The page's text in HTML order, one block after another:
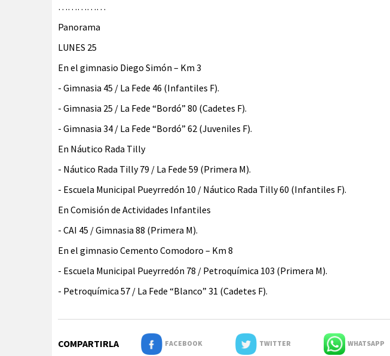
……………
Panorama
LUNES 25
En el gimnasio Diego Simón – Km 3
- Gimnasia 45 / La Fede 46 (Infantiles F).
- Gimnasia 25 / La Fede “Bordó” 80 (Cadetes F).
- Gimnasia 34 / La Fede “Bordó” 62 (Juveniles F).
En Náutico Rada Tilly
- Náutico Rada Tilly 79 / La Fede 59 (Primera M).
- Escuela Municipal Pueyrredón 10 / Náutico Rada Tilly 60 (Infantiles F).
En Comisión de Actividades Infantiles
- CAI 45 / Gimnasia 88 (Primera M).
En el gimnasio Cemento Comodoro – Km 8
- Escuela Municipal Pueyrredón 78 / Petroquímica 103 (Primera M).
- Petroquímica 57 / La Fede “Blanco” 31 (Cadetes F).
COMPARTIRLA FACEBOOK TWITTER WHATSAPP